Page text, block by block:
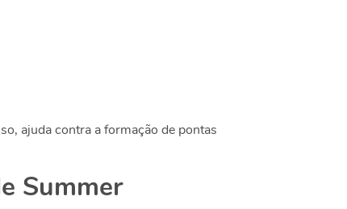
ajuda contra a formação de pontas
Summer